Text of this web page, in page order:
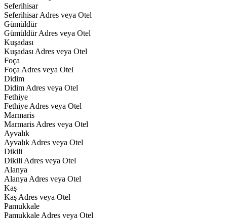
Seferihisar
Seferihisar Adres veya Otel
Gümüldür
Gümüldür Adres veya Otel
Kuşadası
Kuşadası Adres veya Otel
Foça
Foça Adres veya Otel
Didim
Didim Adres veya Otel
Fethiye
Fethiye Adres veya Otel
Marmaris
Marmaris Adres veya Otel
Ayvalık
Ayvalık Adres veya Otel
Dikili
Dikili Adres veya Otel
Alanya
Alanya Adres veya Otel
Kaş
Kaş Adres veya Otel
Pamukkale
Pamukkale Adres veya Otel